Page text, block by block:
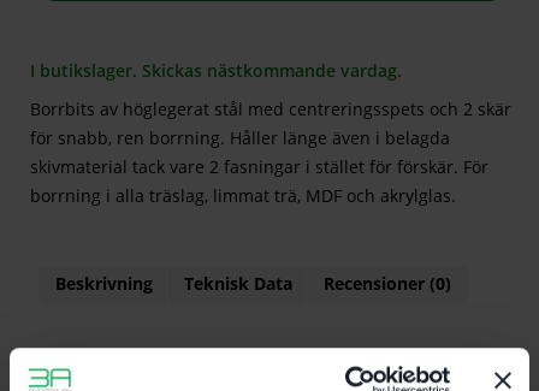
I butikslager. Skickas nästkommande vardag.
Borrbits av höglegerat stål med centreringsspets och 2 skär
för snabb, ren borrning. Håller länge även i belagda
skivmaterial tack vare 2 fasningar i stället för förskär. För
borrning i alla träslag, limmat trä, MDF och akrylglas.
Beskrivning Teknisk Data Recensioner (0)